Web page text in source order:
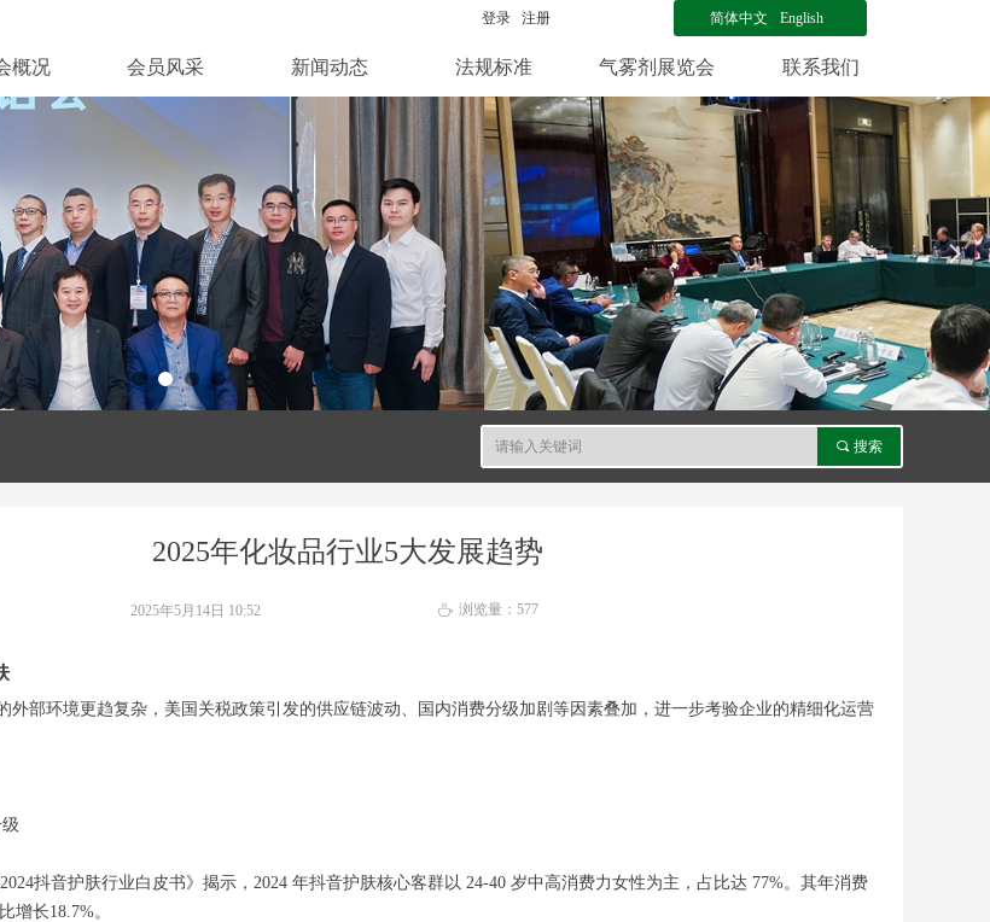
넲
概况 会员风采 新闻动态 法规标准 气雾剂展览会 联系我们
简体中文 English
登录 注册
끠 搜索
2025年化妆品行业5大发展趋势
外部环境更趋复杂，美国关税政策引发的供应链波动、国内消费分级加剧等因素叠加，进一步考验企业的精细化运营
抖音护肤行业白皮书》揭示，2024 年抖音护肤核心客群以 24-40 岁中高消费力女性为主，占比达 77%。其年消费
增长18.7%。
2025年5月14日 10:52 ꄘ 浏览量： 577